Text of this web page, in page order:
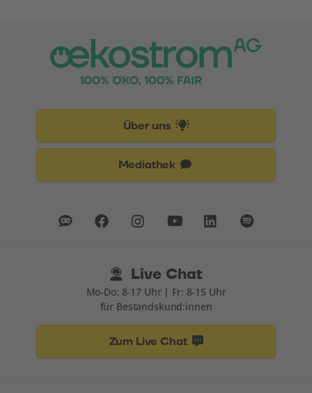
Über uns
Mediathek
Live Chat
Mo-Do: 8-17 Uhr | Fr: 8-15 Uhr
für Bestandskund:innen
Zum Live Chat